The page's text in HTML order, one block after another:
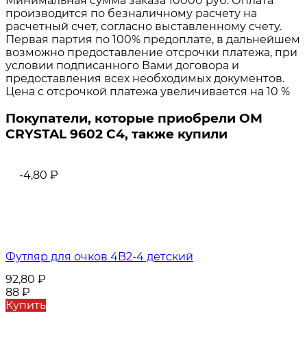
производится по безналичному расчету на
расчетный счет, согласно выставленному счету.
Первая партия по 100% предоплате, в дальнейшем
возможно предоставление отсрочки платежа, при
условии подписанного Вами договора и
предоставления всех необходимых документов.
Цена с отсрочкой платежа увеличивается на 10 %
Покупатели, которые приобрели ОМ
CRYSTAL 9602 C4, также купили
-4,80 ₽
Футляр для очков 4B2-4 детский
92,80 ₽
88 ₽
Купить